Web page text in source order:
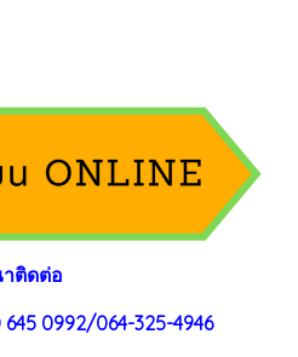
ติดต่อ
0992/064-325-4946